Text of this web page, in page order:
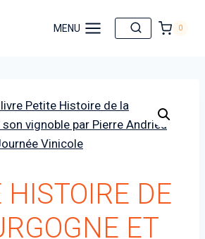
MENU 0
HISTOIRE DE
ET